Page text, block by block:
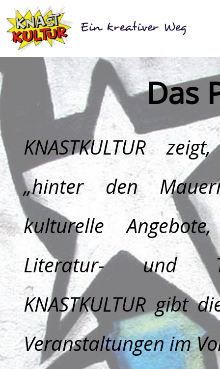
Das
KNASTKULTURzeigt,
„hinter den
kulturelle
Literatur- und
KNASTKULTURgibt
Veranstaltungen im